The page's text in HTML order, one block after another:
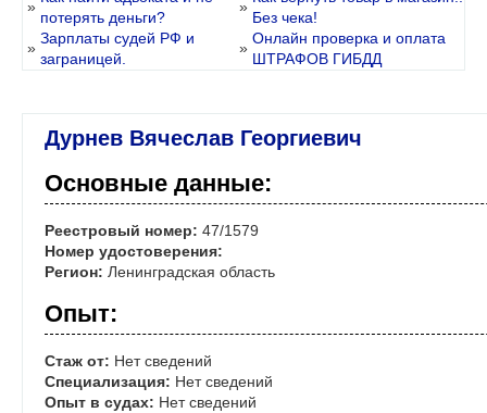
»
потерять деньги?
»
Без чека!
»
Зарплаты судей РФ и
заграницей.
»
Онлайн проверка и оплата
ШТРАФОВ ГИБДД
Дурнев Вячеслав Георгиевич
Основные данные:
Реестровый номер: 47/1579
Номер удостоверения:
Регион: Ленинградская область
Опыт:
Стаж от: Нет сведений
Специализация: Нет сведений
Опыт в судах: Нет сведений